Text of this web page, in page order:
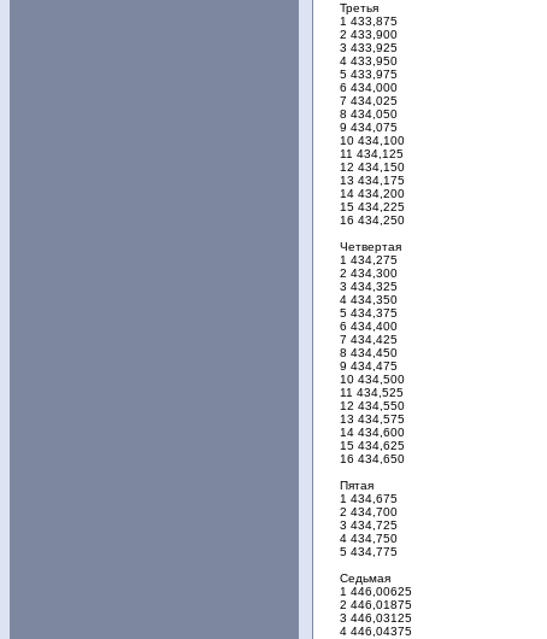
Третья
1 433,875
2 433,900
3 433,925
4 433,950
5 433,975
6 434,000
7 434,025
8 434,050
9 434,075
10 434,100
11 434,125
12 434,150
13 434,175
14 434,200
15 434,225
16 434,250
Четвертая
1 434,275
2 434,300
3 434,325
4 434,350
5 434,375
6 434,400
7 434,425
8 434,450
9 434,475
10 434,500
11 434,525
12 434,550
13 434,575
14 434,600
15 434,625
16 434,650
Пятая
1 434,675
2 434,700
3 434,725
4 434,750
5 434,775
Седьмая
1 446,00625
2 446,01875
3 446,03125
4 446,04375